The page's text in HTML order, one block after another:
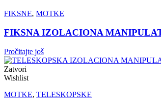
FIKSNE, MOTKE
FIKSNA IZOLACIONA
Pročitajte još
Zatvori
Wishlist
MOTKE, TELESKOPSKE